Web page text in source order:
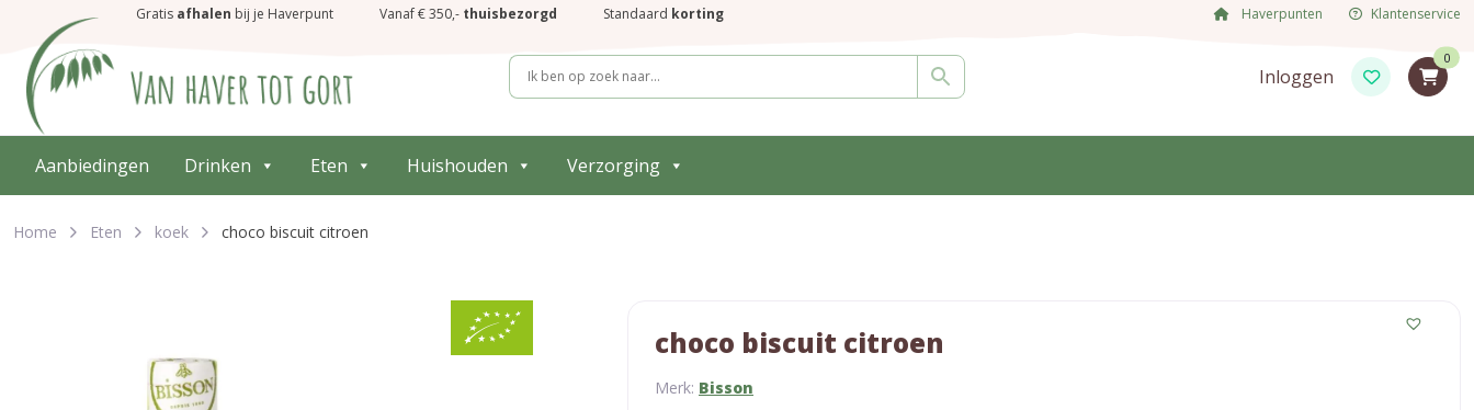
Gratis afhalen bij je Haverpunt Vanaf € 350,- thuisbezorgd Standaard korting Haverpunten Klantenservice
Inloggen
0
Aanbiedingen Drinken Eten Huishouden Verzorging
Home Eten koek choco biscuit citroen
choco biscuit citroen
Merk: Bisson